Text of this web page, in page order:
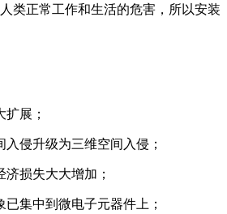
类正常工作和生活的危害，所以安装
展；
侵升级为三维空间入侵；
损失大大增加；
集中到微电子元器件上；